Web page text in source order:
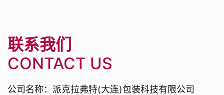
联系我们
CONTACT US
公司名称：派克拉弗特(大连)包装科技有限公司